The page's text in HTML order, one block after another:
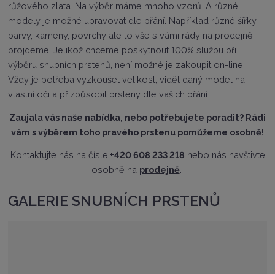
a
n
a
růžového zlata. Na výběr máme mnoho vzorů. A různé
modely je možné upravovat dle přání. Například různé šířky,
barvy, kameny, povrchy ale to vše s vámi rády na prodejně
projdeme. Jelikož chceme poskytnout 100% službu při
výběru snubních prstenů, není možné je zakoupit on-line.
Vždy je potřeba vyzkoušet velikost, vidět daný model na
vlastní oči a přizpůsobit prsteny dle vašich přání.
Zaujala vás naše nabídka, nebo potřebujete poradit? Rádi
vám s výběrem toho pravého prstenu pomůžeme osobně!
Kontaktujte nás na čísle +420 608 233 218 nebo nás navštivte
osobně na prodejně.
GALERIE SNUBNÍCH PRSTENŮ